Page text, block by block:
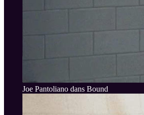
Joe Pantoliano dans Bound